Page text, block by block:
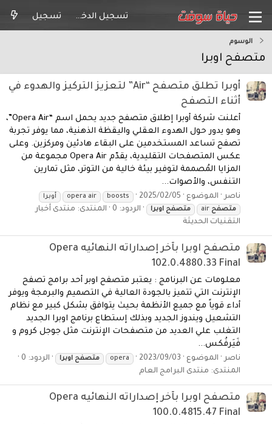
تسجيل الدخول تسجيل
الوسوم
متصفح اوبرا
أوبرا تطلق متصفح “Air” لتعزيز التركيز والهدوء في
أثناء التصفح
أعلنت شركة أوبرا إطلاق متصفح جديد يحمل اسم “Opera Air”،
وهو يدور حول الهدوء العقلي واليقظة الذهنية، مما يوفر تجربة
تصفح تساعد المستخدمين على البقاء هادئين ومركزين. وعلى
عكس المتصفحات التقليدية، يقدّم Opera Air مجموعة من
المزايا المُصممة لتوفير بيئة خالية من التوتر، مثل تمارين
التنفس، والأصوات...
ناصر الموضوع 2025/02/05
boosts
opera air
أوبرا
متصفح
متصفح اوبرا الردود: 0 المنتدى: منتدى أخبار
التقنيات الحديثة
متصفح اوبرا بآخر إصداراته النهائيه Opera
102.0.4880.33 Final
معلومات عن البرنامج : يعتبر متصفح اوبر أحد برامج تصفح
الإنترنت التي تتميز بالجودة العالية في التصميم والبرمجة ويوفر
أداء قوياً مع جميع الأنظمة بحيث يتوافق بشكل كبير مع نظام
التشعيل ويندوز الجديد وبذلك إستطاع برنامج اوبرا الجديد
التغلب علي العديد من متصفحات الإنترنت مثل جوجل كروم و
فَيَرفُكس...
ناصر الموضوع 2023/09/03
opera متصفح اوبرا
الردود: 0
المنتدى: منتدى البرامج العام
متصفح اوبرا بآخر إصداراته النهائيه Opera
100.0.4815.47 Final